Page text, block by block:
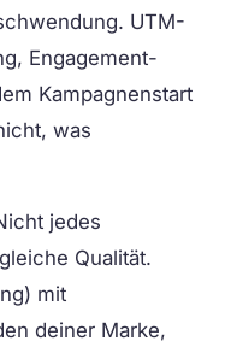
UTM-
Engagement-
Kampagnenstart
was
jedes
Qualität.
mit
deiner Marke,